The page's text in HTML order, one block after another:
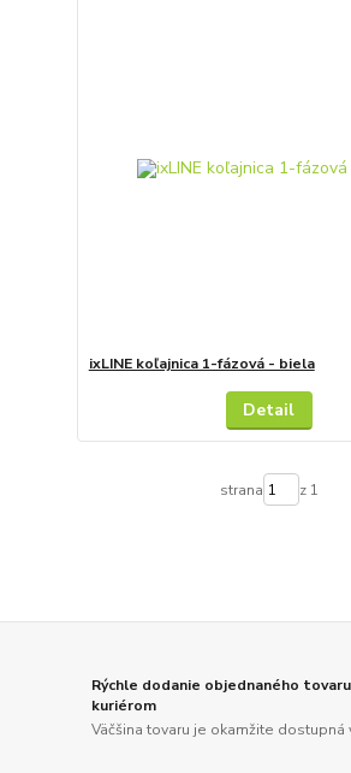
ixLINE koľajnica 1-fázová - biela
Detail
strana z 1
Rýchle dodanie objednaného
kuriérom
Väčšina tovaru je okamžite dostupná